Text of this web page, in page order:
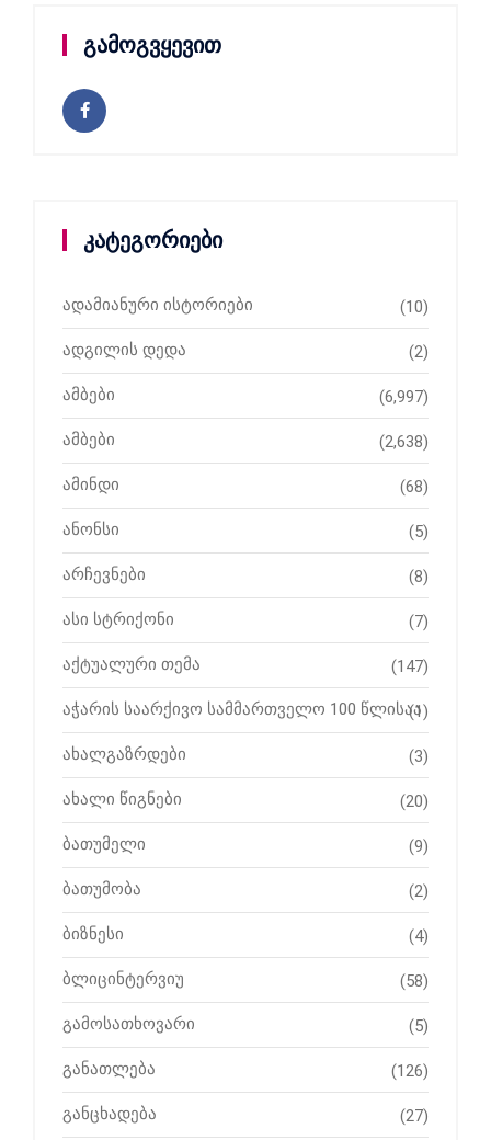
გამოგვყევით
კატეგორიები
ადამიანური ისტორიები (10)
ადგილის დედა (2)
ამბები (6,997)
ამბები (2,638)
ამინდი (68)
ანონსი (5)
არჩევნები (8)
ასი სტრიქონი (7)
აქტუალური თემა (147)
აჭარის საარქივო სამმართველო 100 წლისაა
(1)
ახალგაზრდები (3)
ახალი წიგნები (20)
ბათუმელი (9)
ბათუმობა (2)
ბიზნესი (4)
ბლიცინტერვიუ (58)
გამოსათხოვარი (5)
განათლება (126)
განცხადება (27)